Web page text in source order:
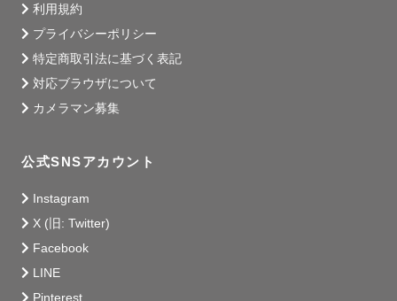
お2人にはお2人だけの
ウェディング撮影のカタチがあります。
出会いのきっかけ、想い出の場所、
忘れられない出来事。
ドレスもヘアメイクも、もちろん写真も
計画からワクワクしちゃうような
撮影を一緒に作りましょう🤝🏻
私自身、他の人と絶対に被りたくない派です笑
お二人とたくさん向き合い、
利用規約
プライバシーポリシー
特定商取引法に基づく表記
対応ブラウザについて
カメラマン募集
公式SNSアカウント
Instagram
X (旧: Twitter)
Facebook
LINE
Pinterest